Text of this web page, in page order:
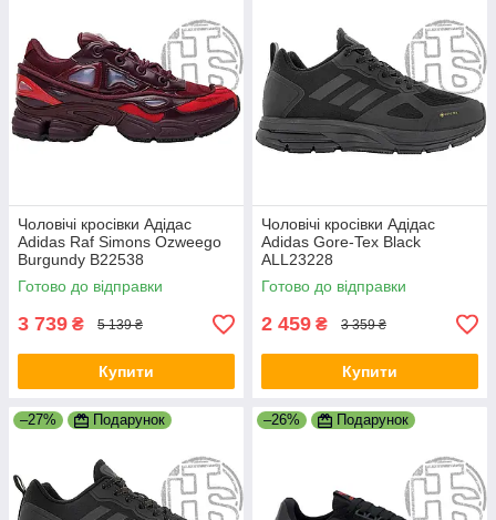
Чоловічі кросівки Адідас
Adidas Raf Simons Ozweego
Burgundy B22538
Готово до відправки
3 739 ₴ 5 139 ₴
Купити
Чоловічі кросівки Адідас
Adidas Gore-Tex Black
ALL23228
Готово до відправки
2 459 ₴ 3 359 ₴
Купити
–27% Подарунок –26% Подарунок